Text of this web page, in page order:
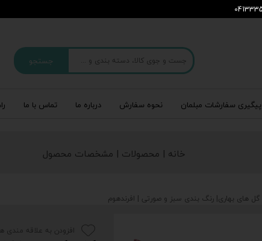
جستجو
پیگیری سفارشات مبلمان نحوه سفارش درباره‌ ما تماس با ما
خانه | محصولات | مشخصات محصول
افزودن به علاقه مندی